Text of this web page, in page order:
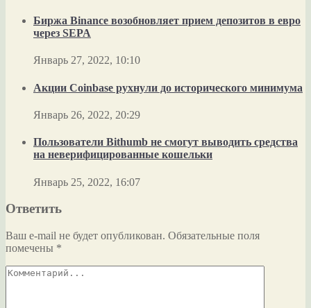
Биржа Binance возобновляет прием депозитов в евро
через SEPA
Январь 27, 2022, 10:10
Акции Coinbase рухнули до исторического минимума
Январь 26, 2022, 20:29
Пользователи Bithumb не смогут выводить средства
на неверифицированные кошельки
Январь 25, 2022, 16:07
Ответить
Ваш e-mail не будет опубликован. Обязательные поля
помечены *